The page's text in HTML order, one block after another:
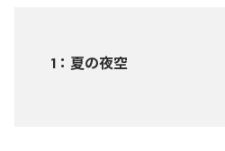
1 ： 夏の夜空